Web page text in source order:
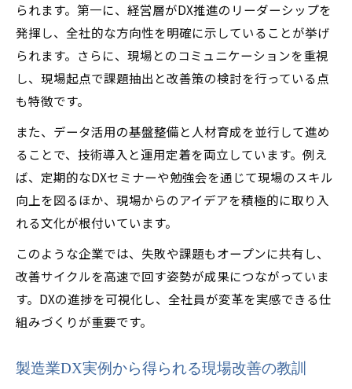
られます。第一に、経営層がDX推進のリーダーシップを
発揮し、全社的な方向性を明確に示していることが挙げ
られます。さらに、現場とのコミュニケーションを重視
し、現場起点で課題抽出と改善策の検討を行っている点
も特徴です。
また、データ活用の基盤整備と人材育成を並行して進め
ることで、技術導入と運用定着を両立しています。例え
ば、定期的なDXセミナーや勉強会を通じて現場のスキル
向上を図るほか、現場からのアイデアを積極的に取り入
れる文化が根付いています。
このような企業では、失敗や課題もオープンに共有し、
改善サイクルを高速で回す姿勢が成果につながっていま
す。DXの進捗を可視化し、全社員が変革を実感できる仕
組みづくりが重要です。
製造業DX実例から得られる現場改善の教訓